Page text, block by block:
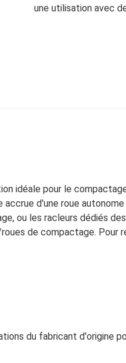
une utilisation avec
idéale pour le
d'une roue
ou les racleurs dédiés
de compactage. Pour
du fabricant d'origine